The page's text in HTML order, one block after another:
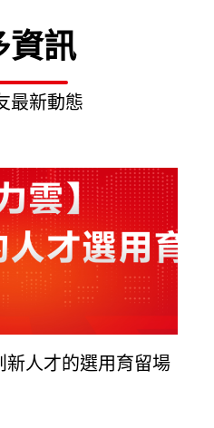
資訊
最新動態
新人才的選用育留場